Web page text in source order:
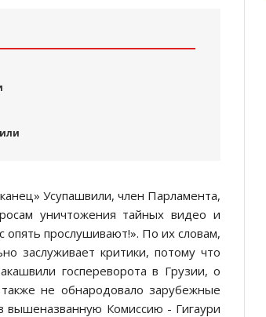
Усупашвили, член Парламента,
уничтожения тайных видео и
прослушивают!». По их словам,
заслуживает критики, потому что
госпереворота в Грузии, о
не обнародовало зарубежные
Комиссию - Гигаури